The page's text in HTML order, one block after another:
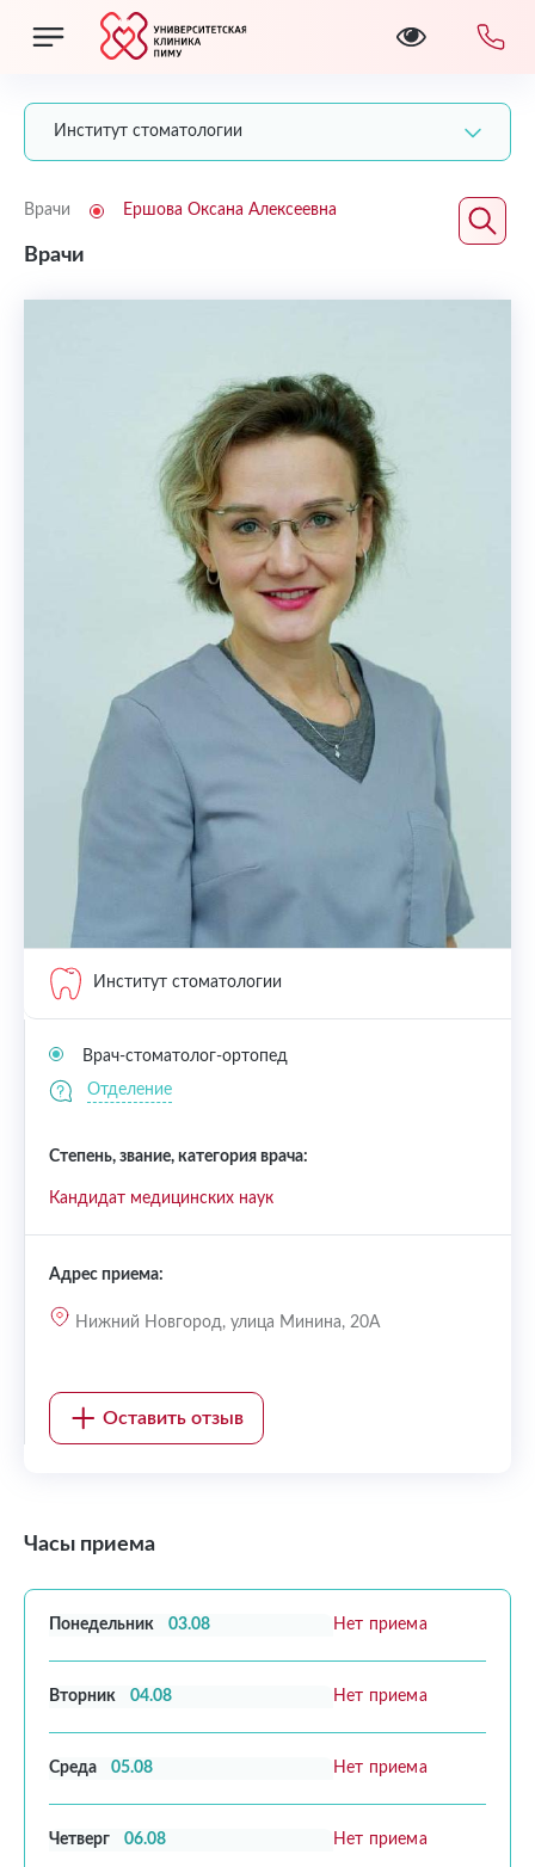
Институт стоматологии
Врачи Ершова Оксана Алексеевна
Врачи
Институт стоматологии
Врач-стоматолог-ортопед
Отделение
Степень, звание, категория врача:
Кандидат медицинских наук
Адрес приема:
Нижний Новгород, улица Минина, 20А
Оставить отзыв
Часы приема
Понедельник 03.08 Нет приема
Вторник 04.08 Нет приема
Среда 05.08 Нет приема
Четверг 06.08 Нет приема